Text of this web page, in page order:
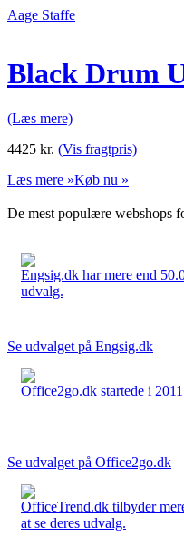
Aage Staffe
Black Drum
(Læs mere)
4425 kr. (Vis fragtpris)
Læs mere »Køb nu »
De mest populære webshops
Engsig.dk har mere end
udvalg.
Se udvalget på Engsig.dk
Office2go.dk startede i
Se udvalget på Office2go.dk
OfficeTrend.dk tilbyder
at se deres udvalg.